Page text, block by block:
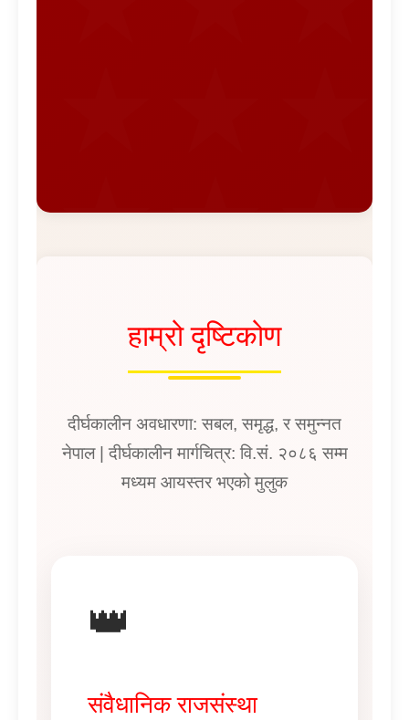
हाम्रो दृष्टिकोण
दीर्घकालीन अवधारणा: सबल, समृद्ध, र समुन्नत
नेपाल | दीर्घकालीन मार्गचित्र: वि.सं. २०८६ सम्म
मध्यम आयस्तर भएको मुलुक
👑
संवैधानिक राजसंस्था